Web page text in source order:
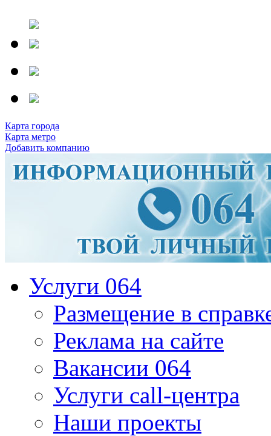
Карта города
Карта метро
Добавить компанию
Услуги 064
Размещение в
Реклама на сайте
Вакансии 064
Услуги call-центра
Наши проекты